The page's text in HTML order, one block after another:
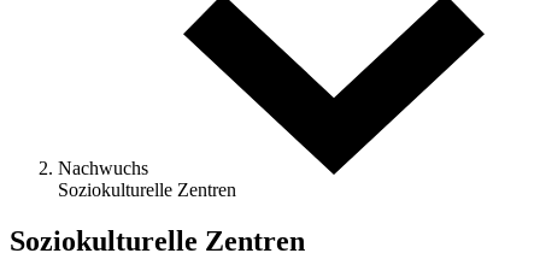
Nachwuchs
Soziokulturelle Zentren
Soziokulturelle Zentren